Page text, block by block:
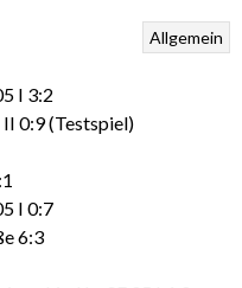
Allgemein
I 3:2
II 0:9 (Testspiel)
I 0:7
6:3